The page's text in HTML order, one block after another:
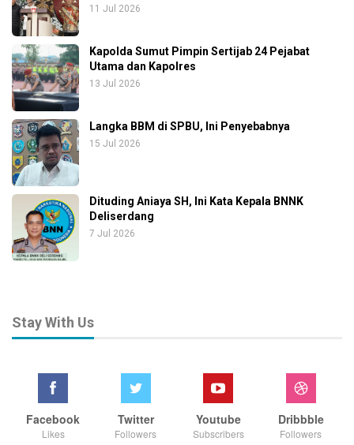
11 Jul 2026
Kapolda Sumut Pimpin Sertijab 24 Pejabat
Utama dan Kapolres
13 Jul 2026
Langka BBM di SPBU, Ini Penyebabnya
15 Jul 2026
Dituding Aniaya SH, Ini Kata Kepala BNNK
Deliserdang
7 Jul 2026
Stay With Us
Facebook
Likes
Twitter
Followers
Youtube
Subscribers
Dribbble
Followers